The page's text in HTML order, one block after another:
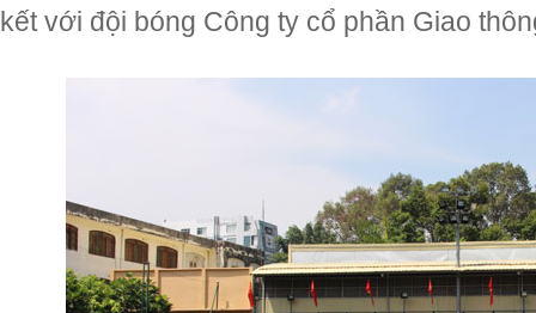
kết với đội bóng Công ty cổ phần Giao